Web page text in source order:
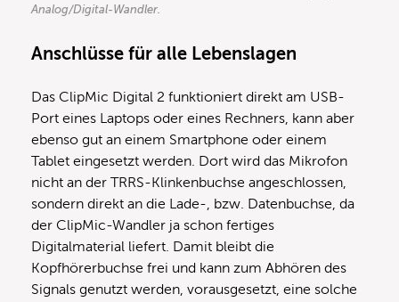
Analog/Digital-Wandler.
Anschlüsse für alle Lebenslagen
Das ClipMic Digital 2 funktioniert direkt am USB-
Port eines Laptops oder eines Rechners, kann aber
ebenso gut an einem Smartphone oder einem
Tablet eingesetzt werden. Dort wird das Mikrofon
nicht an der TRRS-Klinkenbuchse angeschlossen,
sondern direkt an die Lade-, bzw. Datenbuchse, da
der ClipMic-Wandler ja schon fertiges
Digitalmaterial liefert. Damit bleibt die
Kopfhörerbuchse frei und kann zum Abhören des
Signals genutzt werden, vorausgesetzt, eine solche